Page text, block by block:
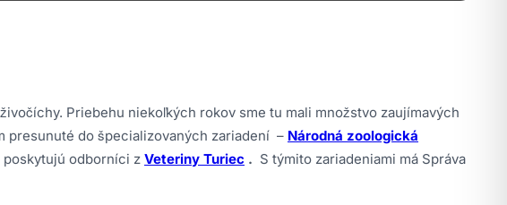
Priebehu niekoľkých rokov sme tu mali množstvo zaujímavých
presunuté do špecializovaných zariadení – Národná zoologická
poskytujú odborníci z Veteriny Turiec . S týmito zariadeniami má Správa